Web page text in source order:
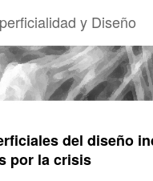
y Diseñoy Diseño
del diseño
por la crisis